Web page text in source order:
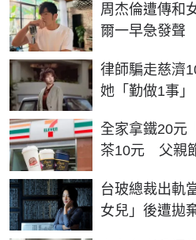
周杰倫遭傳和
爾一早急發聲
律師騙走慈濟
她「勤做1事
全家拿鐵20元
茶10元 父親
台玻總裁出軌
女兒」後遭拋